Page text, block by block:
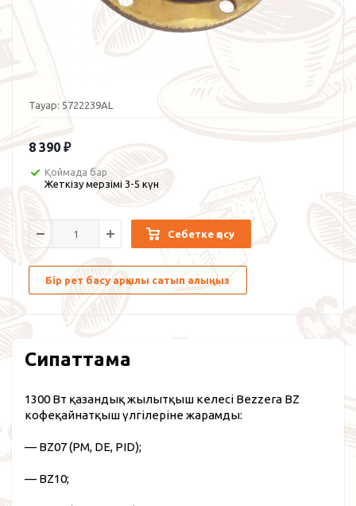
Тауар: 5722239AL
8 390 ₽
Қоймада бар
Жеткізу мерзімі 3-5 күн
Себетке қосу
Бір рет басу арқылы сатып алыңыз
Сипаттама
1300 Вт қазандық жылытқыш келесі Bezzera BZ
кофеқайнатқыш үлгілеріне жарамды:
— BZ07 (PM, DE, PID);
— BZ10;